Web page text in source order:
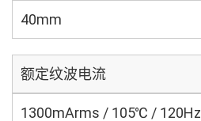
40mm
额定纹波电流
1300mArms / 105℃ / 120Hz